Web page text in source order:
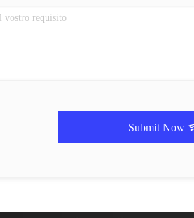
Submit Now